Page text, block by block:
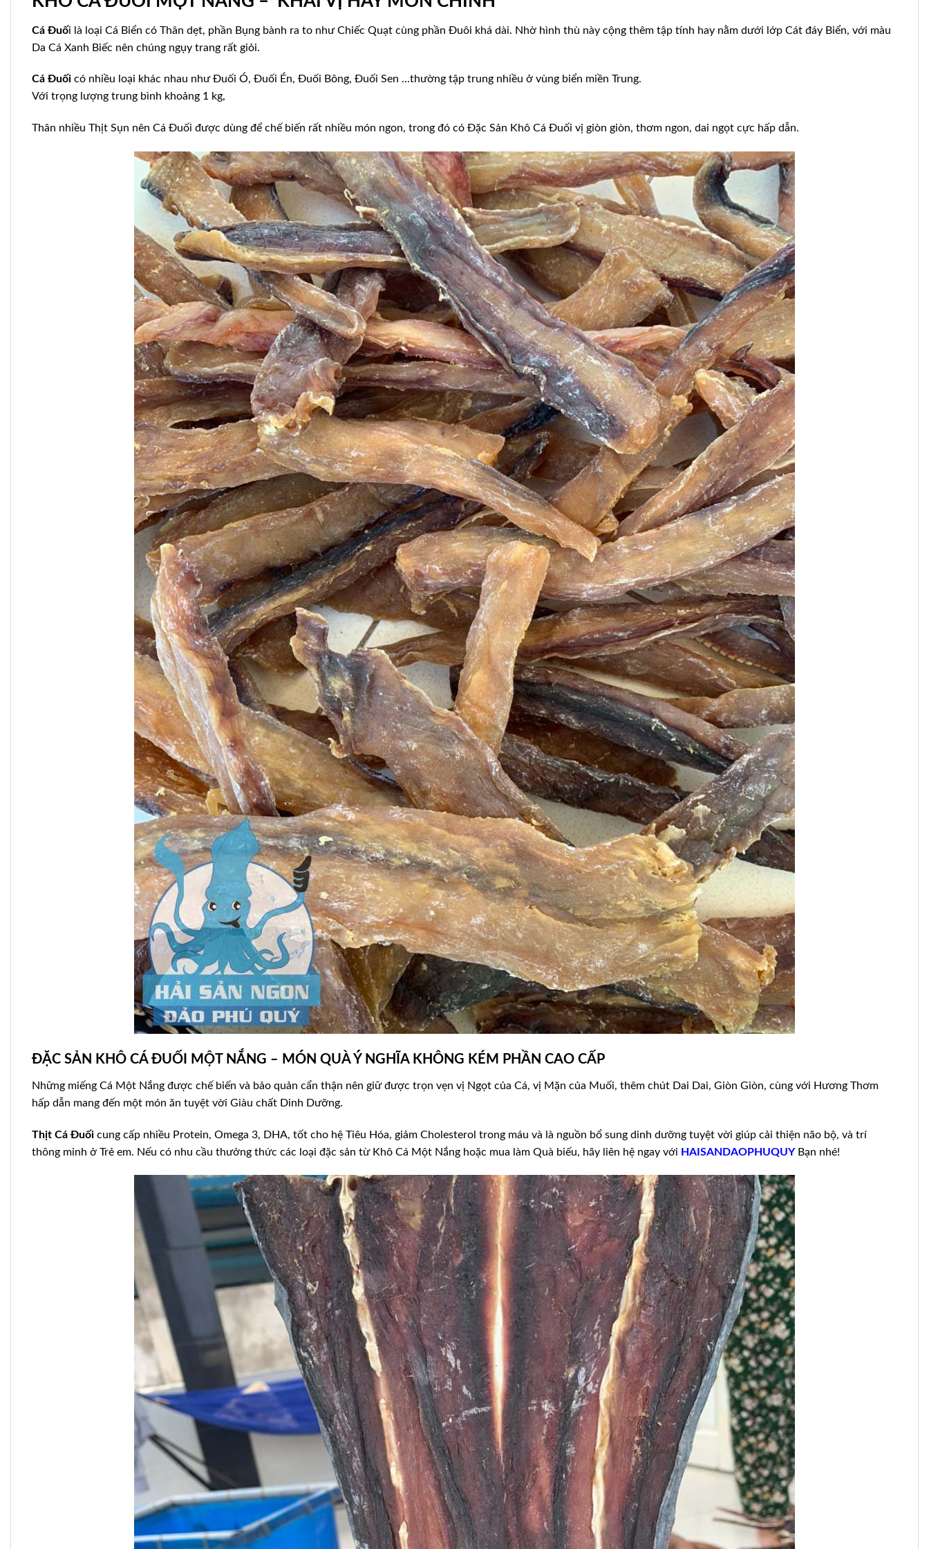
Cá Đuối là loại Cá Biển có Thân dẹt, phần Bụng bành ra to như Chiếc Quạt cùng phần Đuôi khá dài. Nhờ hình thù này cộng thêm tập tính hay nằm dưới lớp Cát đáy Biển, với màu
Da Cá Xanh Biếc nên chúng ngụy trang rất giỏi.
Cá Đuối có nhiều loại khác nhau như Đuối Ó, Đuối Én, Đuối Bông, Đuối Sen …thường tập trung nhiều ở vùng biển miền Trung.
Với trọng lượng trung bình khoảng 1 kg,
Thân nhiều Thịt Sụn nên Cá Đuối được dùng để chế biến rất nhiều món ngon, trong đó có Đặc Sản Khô Cá Đuối vị giòn giòn, thơm ngon, dai ngọt cực hấp dẫn.
ĐẶC SẢN KHÔ CÁ ĐUỐI MỘT NẮNG – MÓN QUÀ Ý NGHĨA KHÔNG KÉM PHẦN CAO CẤP
Những miếng Cá Một Nắng được chế biến và bảo quản cẩn thận nên giữ được trọn vẹn vị Ngọt của Cá, vị Mặn của Muối, thêm chút Dai Dai, Giòn Giòn, cùng với Hương Thơm
hấp dẫn mang đến một món ăn tuyệt vời Giàu chất Dinh Dưỡng.
Thịt Cá Đuối cung cấp nhiều Protein, Omega 3, DHA, tốt cho hệ Tiêu Hóa, giảm Cholesterol trong máu và là nguồn bổ sung dinh dưỡng tuyệt vời giúp cải thiện não bộ, và trí
thông minh ở Trẻ em. Nếu có nhu cầu thưởng thức các loại đặc sản từ Khô Cá Một Nắng hoặc mua làm Quà biếu, hãy liên hệ ngay với HAISANDAOPHUQUYBạn nhé!